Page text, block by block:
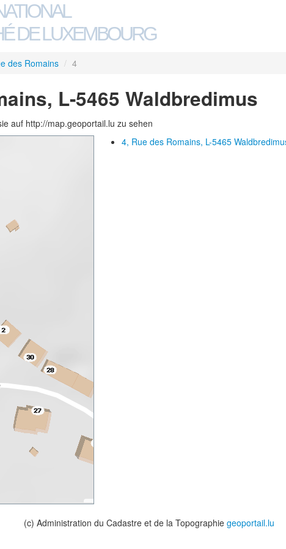
DE LUXEMBOURG
des Romains / 4
L-5465 Waldbredimus
auf http://map.geoportail.lu zu sehen
4, Rue des Romains, L-5465
(c) Administration du Cadastre et de la Topographie geoportail.lu